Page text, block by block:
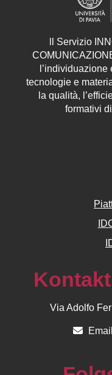
Servizio
tecnologie e
la qualità,
formativi
Via Adolfo